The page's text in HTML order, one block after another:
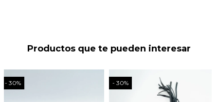
Productos que te pueden interesar
30 30